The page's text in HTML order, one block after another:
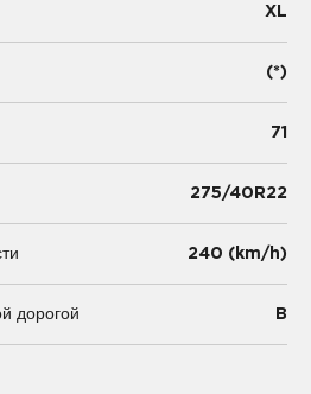
XL
(*)
71
275/40R22
240 (km/h)
дорогой B